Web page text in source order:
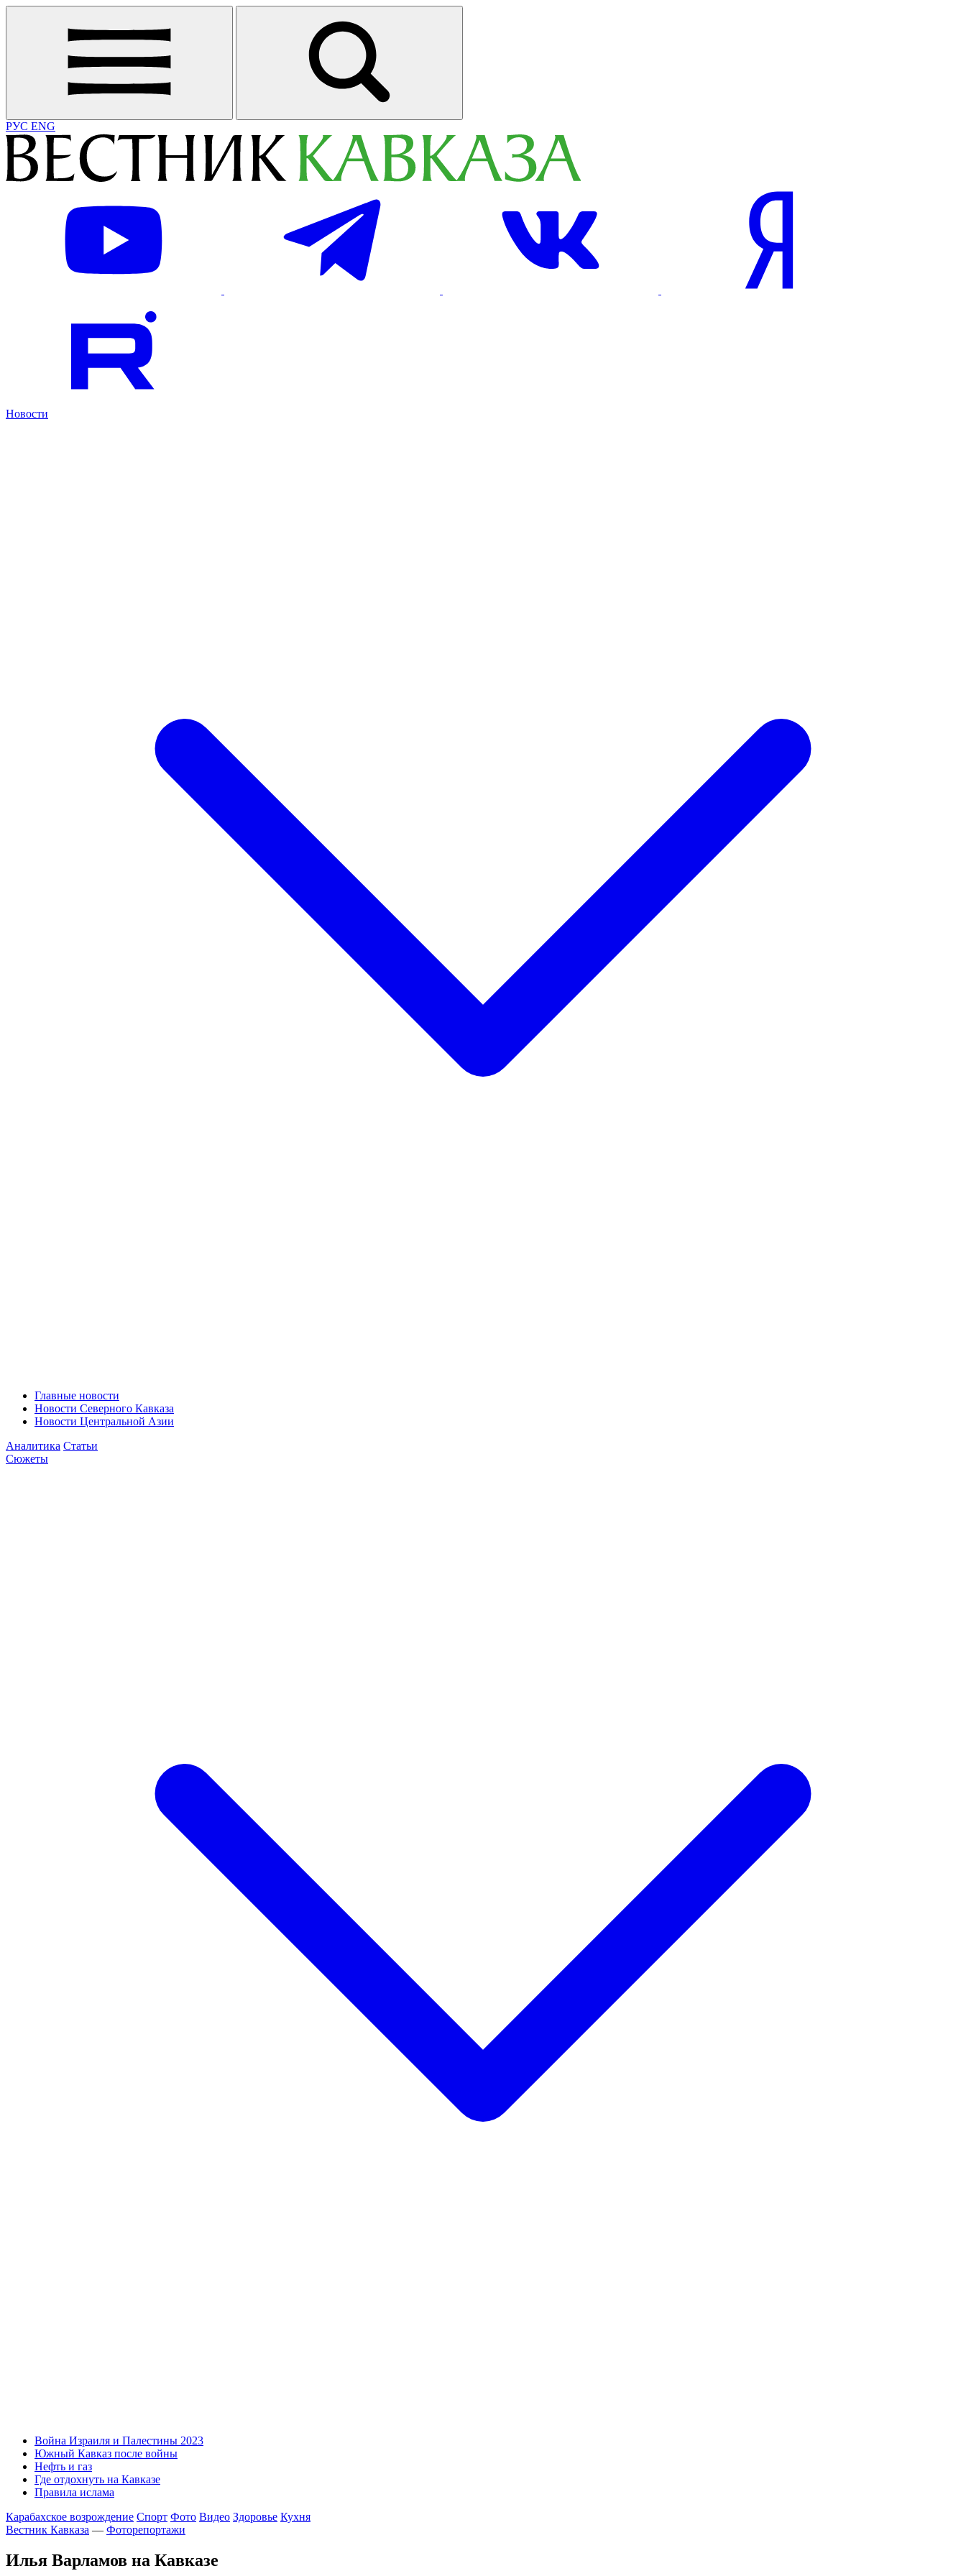
РУС ENG
Новости
Главные новости
Новости Северного Кавказа
Новости Центральной Азии
Аналитика Статьи
Сюжеты
Война Израиля и Палестины 2023
Южный Кавказ после войны
Нефть и газ
Где отдохнуть на Кавказе
Правила ислама
Карабахское возрождение Спорт Фото Видео Здоровье Кухня
Вестник Кавказа — Фоторепортажи
Илья Варламов на Кавказе